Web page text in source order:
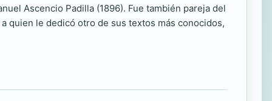
Ascencio Padilla (1896). Fue también pareja del
quien le dedicó otro de sus textos más conocidos,